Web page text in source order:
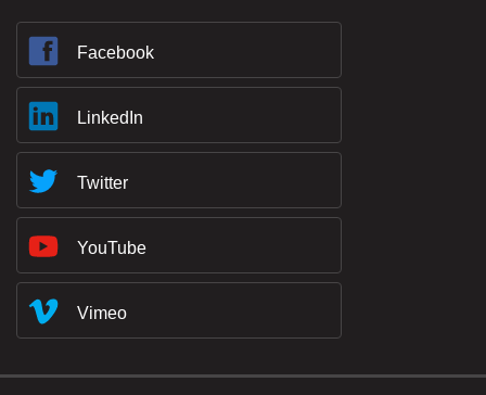
Facebook
LinkedIn
Twitter
YouTube
Vimeo